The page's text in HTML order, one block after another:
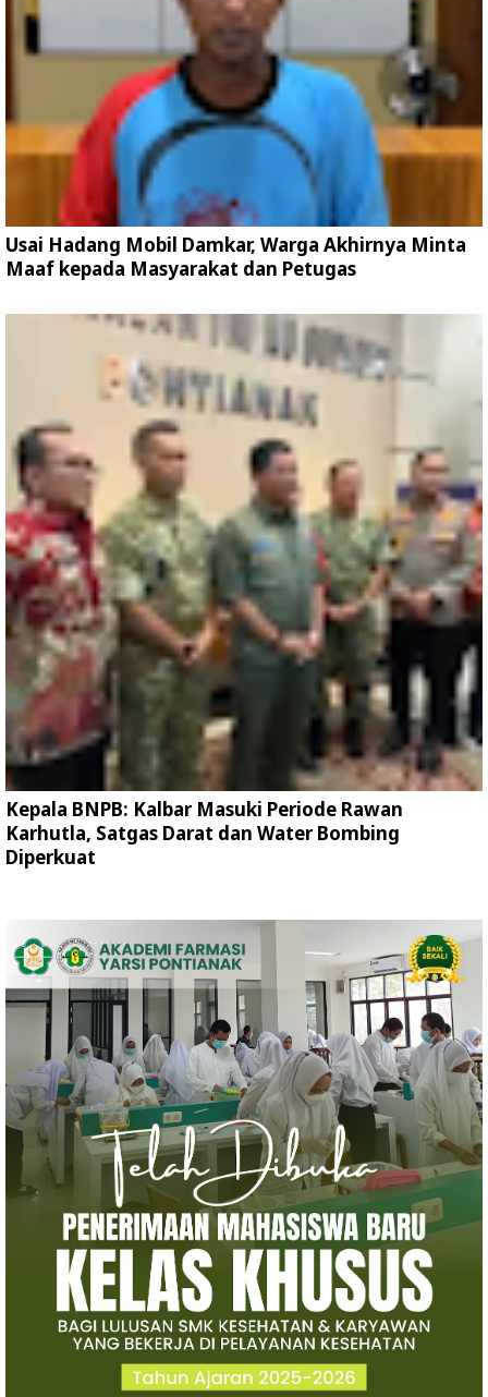
Usai Hadang Mobil Damkar, Warga Akhirnya Minta
Maaf kepada Masyarakat dan Petugas
Kepala BNPB: Kalbar Masuki Periode Rawan
Karhutla, Satgas Darat dan Water Bombing
Diperkuat